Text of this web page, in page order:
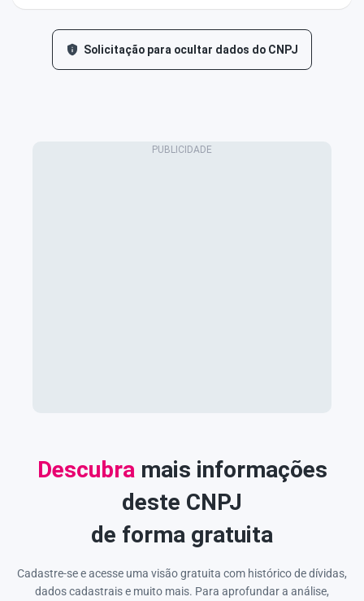
Solicitação para ocultar dados do CNPJ
Descubra mais informações
deste CNPJ
de forma gratuita
Cadastre-se e acesse uma visão gratuita com histórico de dívidas,
dados cadastrais e muito mais. Para aprofundar a análise,